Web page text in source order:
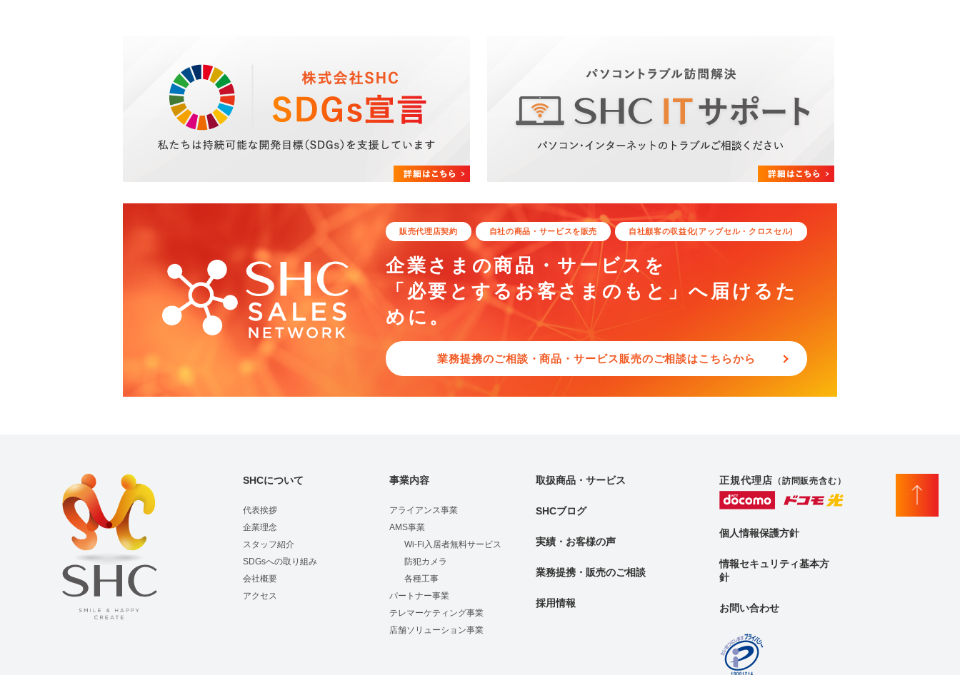
販売代理店契約 自社の商品・サービスを販売 自社顧客の収益化(アップセル・クロスセル)
企業さまの商品・サービスを
「必要とするお客さまのもと」へ 届けるた
めに。
業務提携のご相談・商品・サービス販売のご相談はこちらから
SHCについて
代表挨拶
企業理念
スタッフ紹介
SDGsへの取り組み
会社概要
アクセス
事業内容
アライアンス事業
AMS事業
Wi-Fi入居者無料サービス
防犯カメラ
各種工事
パートナー事業
テレマーケティング事業
店舗ソリューション事業
取扱商品・サービス
SHCブログ
実績・お客様の声
業務提携・販売のご相談
採用情報
正規代理店 （訪問販売含む）
個人情報保護方針
情報セキュリティ基本方
針
お問い合わせ